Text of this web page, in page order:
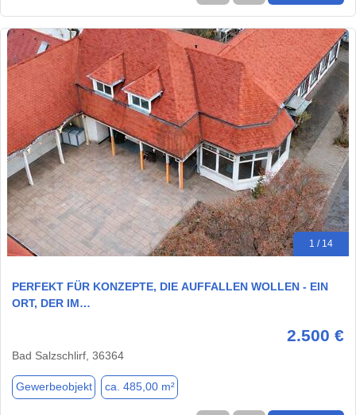
1 / 14
PERFEKT FÜR KONZEPTE, DIE AUFFALLEN WOLLEN - EIN
ORT, DER IM…
2.500 €
Bad Salzschlirf, 36364
Gewerbeobjekt ca. 485,00 m²